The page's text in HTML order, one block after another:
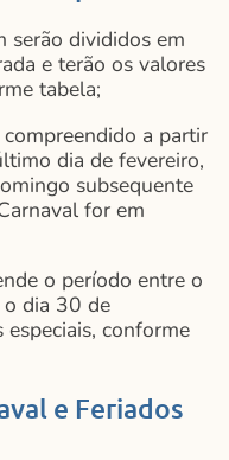
serão divididos em
e terão os valores
tabela;
a partir
dia de fevereiro,
subsequente
for em
o período entre o
dia 30 de
conforme
e Feriados